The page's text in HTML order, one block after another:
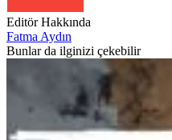
Editör Hakkında
Fatma Aydın
Bunlar da ilginizi çekebilir